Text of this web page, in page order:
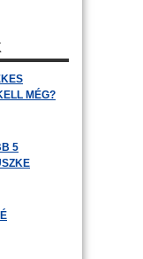
MÉG?
5